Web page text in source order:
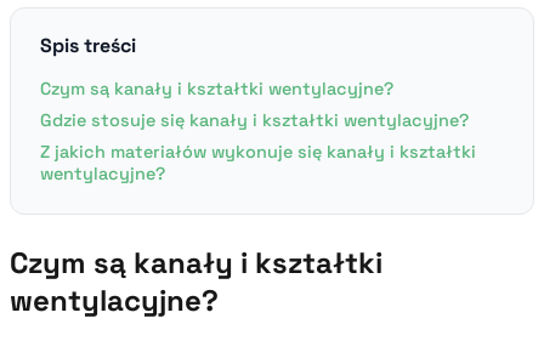
Spis treści
Czym są kanały i kształtki wentylacyjne?
Gdzie stosuje się kanały i kształtki wentylacyjne?
Z jakich materiałów wykonuje się kanały i kształtki
wentylacyjne?
Czym są kanały i kształtki
wentylacyjne?